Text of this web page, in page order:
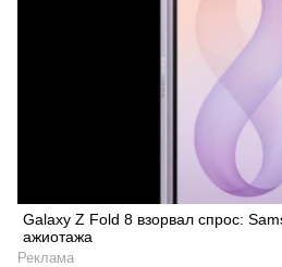
Galaxy Z Fold 8 взорвал спрос:
ажиотажа
Реклама